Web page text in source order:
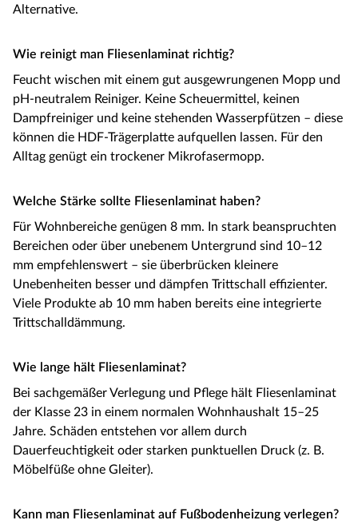
Alternative.
Wie reinigt man Fliesenlaminat richtig?
Feucht wischen mit einem gut ausgewrungenen Mopp und
pH-neutralem Reiniger. Keine Scheuermittel, keinen
Dampfreiniger und keine stehenden Wasserpfützen – diese
können die HDF-Trägerplatte aufquellen lassen. Für den
Alltag genügt ein trockener Mikrofasermopp.
Welche Stärke sollte Fliesenlaminat haben?
Für Wohnbereiche genügen 8 mm. In stark beanspruchten
Bereichen oder über unebenem Untergrund sind 10–12
mm empfehlenswert – sie überbrücken kleinere
Unebenheiten besser und dämpfen Trittschall effizienter.
Viele Produkte ab 10 mm haben bereits eine integrierte
Trittschalldämmung.
Wie lange hält Fliesenlaminat?
Bei sachgemäßer Verlegung und Pflege hält Fliesenlaminat
der Klasse 23 in einem normalen Wohnhaushalt 15–25
Jahre. Schäden entstehen vor allem durch
Dauerfeuchtigkeit oder starken punktuellen Druck (z. B.
Möbelfüße ohne Gleiter).
Kann man Fliesenlaminat auf Fußbodenheizung verlegen?